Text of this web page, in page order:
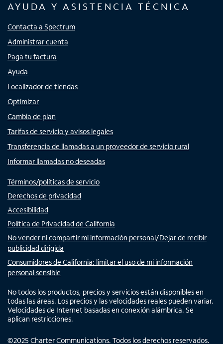
AYUDA Y ASISTENCIA TÉCNICA
Contacta a Spectrum
Administrar cuenta
Paga tu factura
Ayuda
Localizador de tiendas
Optimizar
Cambia de plan
Tarifas de servicio y avisos legales
Transferencia de llamadas a un proveedor de servicio rural
Informar llamadas no deseadas
Términos/políticas de servicio
Derechos de privacidad
Accesibilidad
Política de Privacidad de California
No vender ni compartir mi información personal/Dejar de recibir
publicidad dirigida
Consumidores de California: limitar el uso de mi información
personal sensible
No todos los productos, precios y servicios están disponibles en
todas las áreas. Los precios y las velocidades reales pueden variar.
Velocidades de Internet basadas en conexión alámbrica. Se
aplican restricciones.
©2025 Charter Communications. Todos los derechos reservados.